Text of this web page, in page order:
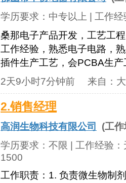
学历要求： 中专以上 | 工作
桑那电子产品开发，工艺工
工作经验，熟悉电子电路，
插件生产工艺，会PCBA生
2天9小时7分钟前 来自：
2.销售经理
高润生物科技有限公司
(工
学历要求： 不限 | 工作经验：
1500
工作职责：1. 负责微生物制